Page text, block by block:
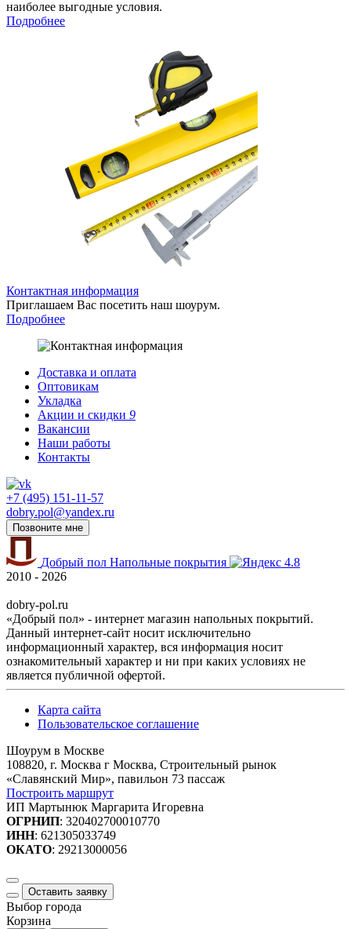
наиболее выгодные условия.
Подробнее
Контактная информация
Приглашаем Вас посетить наш шоурум.
Подробнее
Доставка и оплата
Оптовикам
Укладка
Акции и скидки 9
Вакансии
Наши работы
Контакты
+7 (495) 151-11-57
dobry.pol@yandex.ru
Позвоните мне
Добрый пол Напольные покрытия
4.8
2010 - 2026
dobry-pol.ru
«Добрый пол» - интернет магазин напольных покрытий.
Данный интернет-сайт носит исключительно
информационный характер, вся информация носит
ознакомительный характер и ни при каких условиях не
является публичной офертой.
Карта сайта
Пользовательское соглашение
Шоурум в Москве
108820, г. Москва г Москва, Строительный рынок
«Славянский Мир», павильон 73 пассаж
Построить маршрут
ИП Мартынюк Маргарита Игоревна
ОГРНИП: 320402700010770
ИНН: 621305033749
ОКАТО: 29213000056
Оставить заявку
Выбор города
Корзина